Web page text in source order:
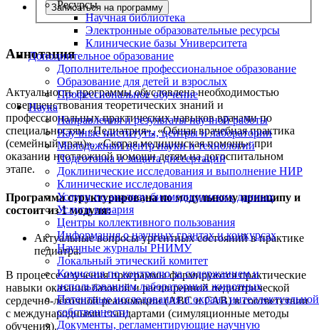
Ресурсы
Научная библиотека
Электронные образовательные ресурсы
Клинические базы Университета
Дополнительное образование
Дополнительное профессиональное образование
Образование для детей и взрослых
Профессиональное обучение
Наука
Направления и результаты научной работы
Научные институты, центры и лаборатории
Молодежный центр науки и технологий
Подготовка и защита диссертаций
Доклинические исследования и выполнение НИР
Клинические исследования
Услуги по анализу биомедицинских данных
Услуги вивария
Центры коллективного пользования
Информация о научных грантах и конкурсах
Научные журналы РНИМУ
Локальный этический комитет
Комиссия по контролю за содержанием и
использованием лабораторных животных
Патентные исследования и охрана интеллектуальной
собственности
Документы, регламентирующие научную
Записаться на программу
Аннотация
Актуальность программы обусловлена необходимостью
совершенствования теоретических знаний и
профессиональных практических навыков врачами по
специальностям «Педиатрия», «Общая врачебная практика
(семейный врач)», «Скорая медицинская помощь» при
оказании неотложной помощи детям на догоспитальном
этапе.
Программа структурирована по модульному принципу и
состоит из 1 модуля:
Актуальные вопросы ургентных состояний в практике
педиатра.
В процессе изучения программы формируются практические
навыки оказания базовой и расширенной педиатрической
сердечно-лёгочной реанимации (АВС и САВ) в соответствии
с международными стандартами (симуляционные методы
обучения).